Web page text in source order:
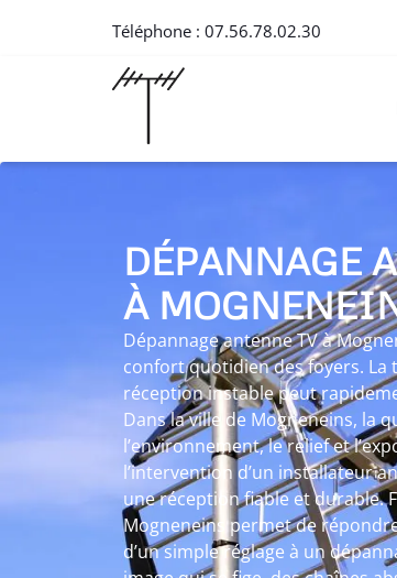
Téléphone : 07.56.78.02.30
DÉPANNAGE
À
Dépannage antenne TV à
confort quotidien des foyers. La
réception instable peut
Dans la ville de Mogneneins, la
l’environnement, le relief et
l’intervention d’un installateur
une réception fiable et durable.
Mogneneins permet de
d’un simple réglage à un